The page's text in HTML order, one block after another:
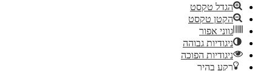
הגדל טקסט
הקטן טקסט
גווני אפור
ניגודיות גבוהה
ניגודיות הפוכה
רקע בהיר